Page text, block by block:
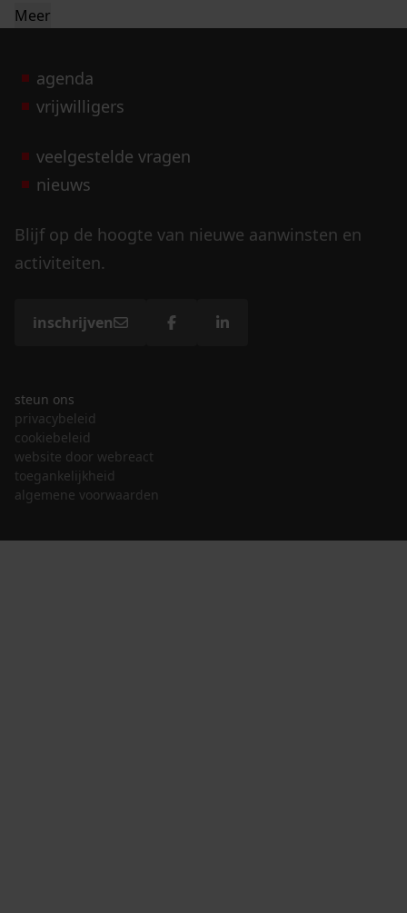
Meer
agenda
vrijwilligers
veelgestelde vragen
nieuws
Blijf op de hoogte van nieuwe aanwinsten en
activiteiten.
inschrijven
steun ons
privacybeleid
cookiebeleid
website door webreact
toegankelijkheid
algemene voorwaarden